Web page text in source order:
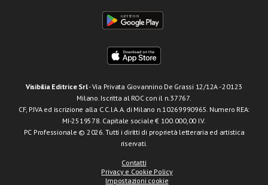
Visibilia Editrice Srl- Via Privata Giovannino De Grassi 12/12A - 20123
Milano. Iscritta al ROC con il n.37767.
CF, P.IVA ed iscrizione alla C.C.I.A.A. di Milano n.10269990965. Numero REA:
MI-2519578. Capitale sociale € 100.000,00 I.V.
PC Professionale © 2026. Tutti i diritti di proprietà letteraria ed artistica
riservati.
Contatti
Privacy e Cookie Policy
Impostazioni cookie